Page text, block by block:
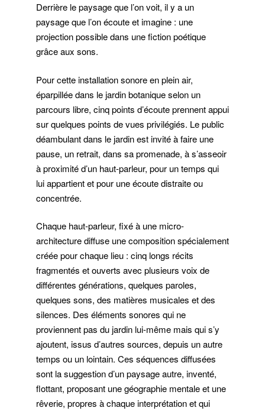
Derrière le paysage que l’on voit, il y a un
paysage que l’on écoute et imagine : une
projection possible dans une fiction poétique
grâce aux sons.
Pour cette installation sonore en plein air,
éparpillée dans le jardin botanique selon un
parcours libre, cinq points d’écoute prennent appui
sur quelques points de vues privilégiés. Le public
déambulant dans le jardin est invité à faire une
pause, un retrait, dans sa promenade, à s’asseoir
à proximité d’un haut-parleur, pour un temps qui
lui appartient et pour une écoute distraite ou
concentrée.
Chaque haut-parleur, fixé à une micro-
architecture diffuse une composition spécialement
créée pour chaque lieu : cinq longs récits
fragmentés et ouverts avec plusieurs voix de
différentes générations, quelques paroles,
quelques sons, des matières musicales et des
silences. Des éléments sonores qui ne
proviennent pas du jardin lui-même mais qui s’y
ajoutent, issus d’autres sources, depuis un autre
temps ou un lointain. Ces séquences diffusées
sont la suggestion d’un paysage autre, inventé,
flottant, proposant une géographie mentale et une
rêverie, propres à chaque interprétation et qui